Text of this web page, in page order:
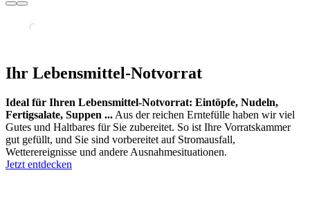
Ihr Lebensmittel-Notvorrat
Ideal für Ihren Lebensmittel-Notvorrat: Eintöpfe, Nudeln,
Fertigsalate, Suppen ... Aus der reichen Erntefülle haben wir viel
Gutes und Haltbares für Sie zubereitet. So ist Ihre Vorratskammer
gut gefüllt, und Sie sind vorbereitet auf Stromausfall,
Wetterereignisse und andere Ausnahmesituationen.
Jetzt entdecken